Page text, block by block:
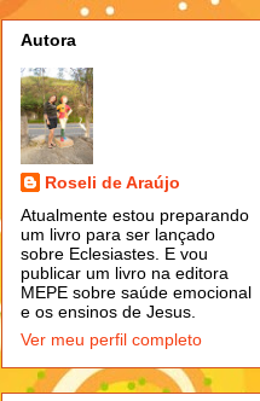
Autora
Roseli de Araújo
Atualmente estou preparando
um livro para ser lançado
sobre Eclesiastes. E vou
publicar um livro na editora
MEPE sobre saúde emocional
e os ensinos de Jesus.
Ver meu perfil completo